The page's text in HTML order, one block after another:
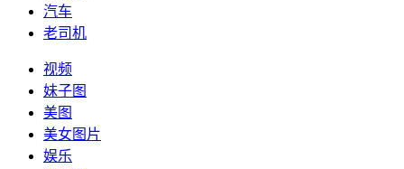
汽车
老司机
视频
妹子图
美图
美女图片
娱乐